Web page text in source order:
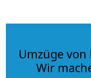
Umzüge
Wir